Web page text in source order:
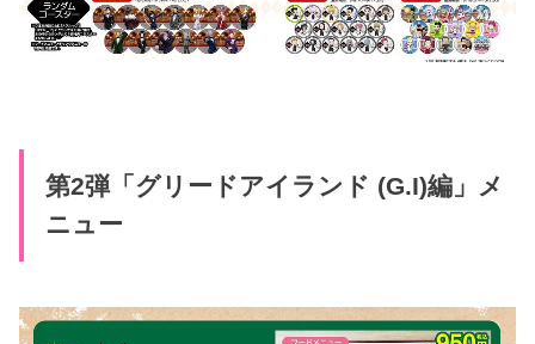
第2弾「グリードアイランド (G.I)編」メ
ニュー